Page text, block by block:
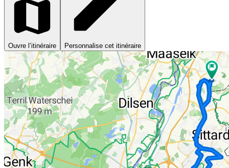
Ouvre l’itinéraire Personnalise cet itinéraire